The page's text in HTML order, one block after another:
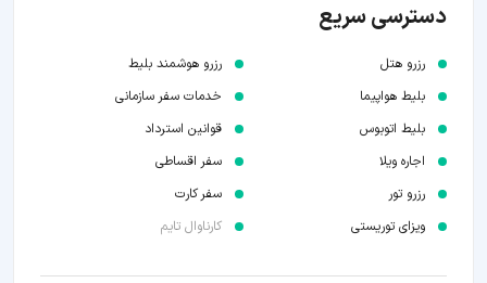
دسترسی سریع
رزرو هتل
بلیط هواپیما
بلیط اتوبوس
اجاره ویلا
رزرو تور
ویزای توریستی
رزرو هوشمند بلیط
خدمات سفر سازمانی
قوانین استرداد
سفر اقساطی
سفر کارت
کارناوال تایم